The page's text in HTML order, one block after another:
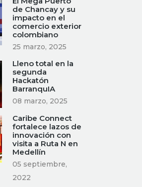
de Chancay y su
impacto en el
comercio exterior
colombiano
25 marzo, 2025
Lleno total en la
segunda
Hackatón
BarranquIA
08 marzo, 2025
Caribe Connect
fortalece lazos de
innovación con
visita a Ruta N en
Medellín
05 septiembre,
2022